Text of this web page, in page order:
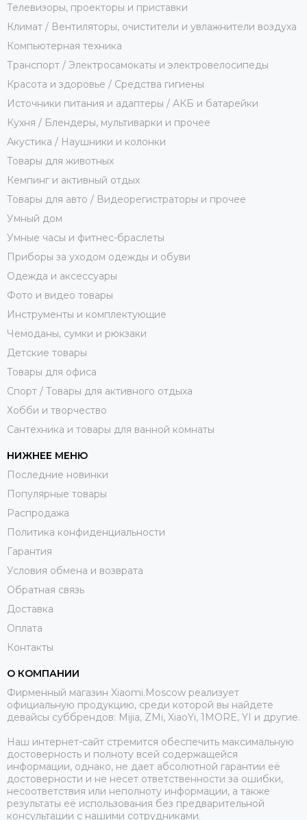
Телевизоры, проекторы и приставки
Климат / Вентиляторы, очистители и увлажнители воздуха
Компьютерная техника
Транспорт / Электросамокаты и электровелосипеды
Красота и здоровье / Средства гигиены
Источники питания и адаптеры / АКБ и батарейки
Кухня / Блендеры, мультиварки и прочее
Акустика / Наушники и колонки
Товары для животных
Кемпинг и активный отдых
Товары для авто / Видеорегистраторы и прочее
Умный дом
Умные часы и фитнес-браслеты
Приборы за уходом одежды и обуви
Одежда и аксессуары
Фото и видео товары
Инструменты и комплектующие
Чемоданы, сумки и рюкзаки
Детские товары
Товары для офиса
Спорт / Товары для активного отдыха
Хобби и творчество
Сантехника и товары для ванной комнаты
НИЖНЕЕ МЕНЮ
Последние новинки
Популярные товары
Распродажа
Политика конфиденциальности
Гарантия
Условия обмена и возврата
Обратная связь
Доставка
Оплата
Контакты
О КОМПАНИИ
Фирменный магазин Xiaomi.Moscow реализует
официальную продукцию, среди которой вы найдете
девайсы суббрендов: Mijia, ZMi, XiaoYi, 1MORE, YI и другие.
Наш интернет-сайт стремится обеспечить максимальную
достоверность и полноту всей содержащейся
информации, однако, не дает абсолютной гарантии её
достоверности и не несет ответственности за ошибки,
несоответствия или неполноту информации, а также
результаты её использования без предварительной
консультации с нашими сотрудниками.